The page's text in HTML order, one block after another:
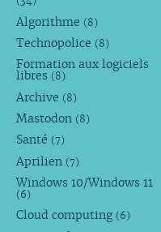
Algorithme (8)
Technopolice (8)
Formation aux logiciels
libres (8)
Archive (8)
Mastodon (8)
Santé (7)
Aprilien (7)
Windows 10/Windows 11
(6)
Cloud computing (6)